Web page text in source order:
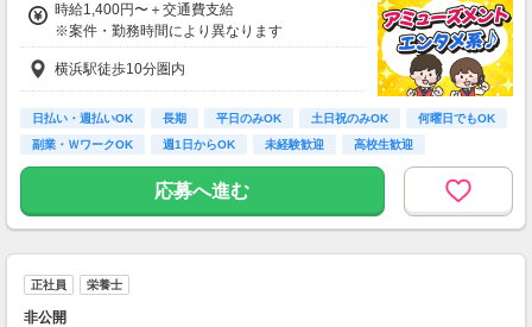
【月額報酬例】
売上65万2800円(1個160円×170個×24日)×90％
=58万7520円
時給1,400円〜＋交通費支給
※案件・勤務時間により異なります
横浜駅徒歩10分圏内
日払い・週払いOK 長期 平日のみOK 土日祝のみOK
何曜日でもOK
副業・ＷワークOK
週1日からOK 未経験歓迎 高校生歓迎
応募へ進む
正社員 栄養士
非公開